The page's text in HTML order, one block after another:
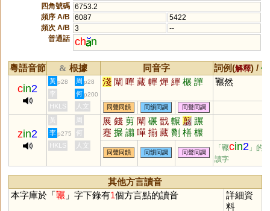
四角號碼 6753.2
頻序 A/B
6087
5422
頻次 A/B
3
--
普通話 ch n
粵語音節 & 根據 同音字 詞例(解釋) /
cin2
黃 p28 周 p28 淺 闡 嘽 蕆 幝 燀 繟 榐 譂 囅然
李 何 p200
HKLS 人文 同聲同韻 同韻同調 同聲同調
zin2
黃 周 展 錢 剪 闡 碾 戩 輾 翦 蹍
蹇 搌 譾 嘽 揃 蕆 劗 橏 榐
瑐 嫸 媊 黵 燀 幝 鬋 樿 灛
皽 諓 帴
李 p275
何
HKLS
人文
同聲同韻 同韻同調 同聲同調
「囅cin2 」的
讀字
其他方言讀音
本字庫於「 囅 」字下錄有1個方言點的讀音
詳細資
料